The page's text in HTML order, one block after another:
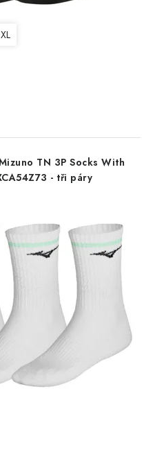
XL
TN 3P Socks With
- tři páry